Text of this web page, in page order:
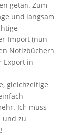
getan. Zum
und langsam
Import (nun
Notizbüchern
Export in
gleichzeitige
Ich muss
und zu